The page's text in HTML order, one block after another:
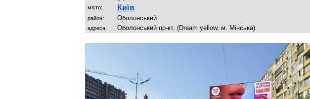
місто: Київ
район: Оболонський
адреса: Оболонський пр-кт. (Dream yellow, м. Мінська)